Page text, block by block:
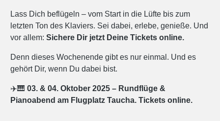
Lass Dich beflügeln – vom Start in die Lüfte bis zum
letzten Ton des Klaviers. Sei dabei, erlebe, genieße. Und
vor allem: Sichere Dir jetzt Deine Tickets online.
Denn dieses Wochenende gibt es nur einmal. Und es
gehört Dir, wenn Du dabei bist.
✈️🎹 03. & 04. Oktober 2025 – Rundflüge &
Pianoabend am Flugplatz Taucha. Tickets online.